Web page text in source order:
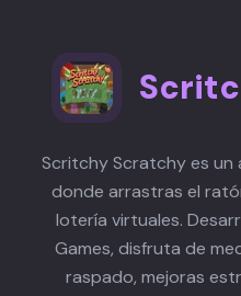
Scritchy Scratchy es un
donde arrastras el
lotería virtuales.
Games, disfruta de
raspado, mejoras